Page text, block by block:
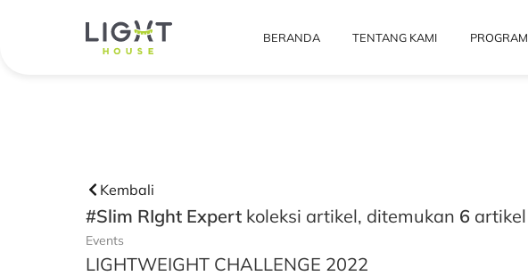
BERANDA TENTANG KAMI PROGRAM
Kembali
#Slim RIght Expert koleksi artikel, ditemukan 6 artikel
Events
LIGHTWEIGHT CHALLENGE 2022